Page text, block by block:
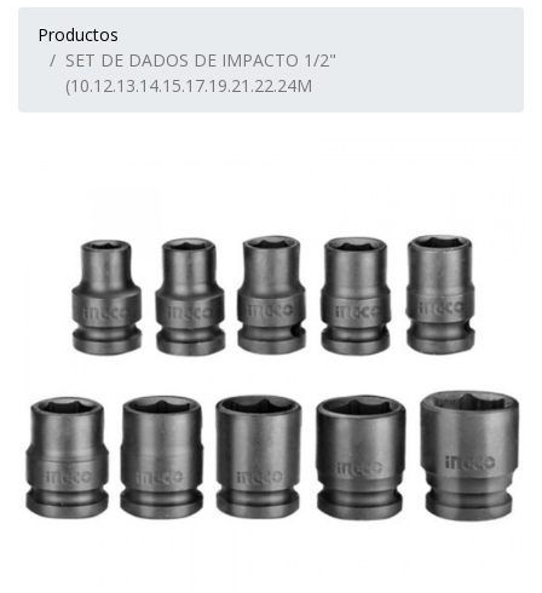
Productos
SET DE DADOS DE IMPACTO 1/2"
(10.12.13.14.15.17.19.21.22.24M